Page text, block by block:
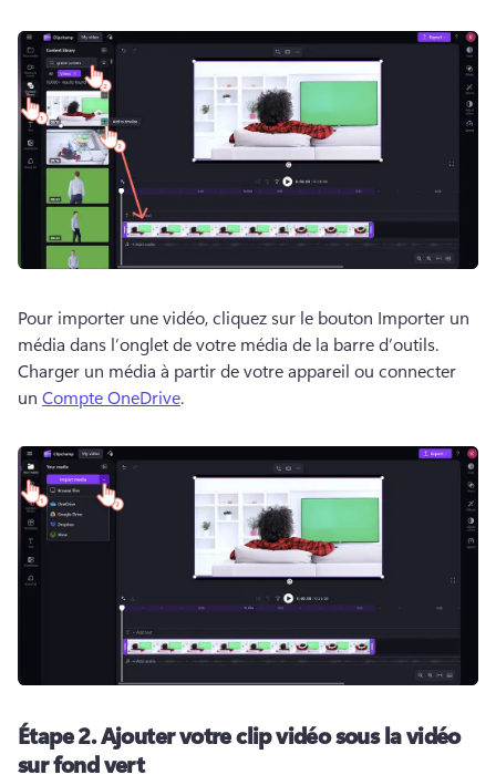
Pour importer une vidéo, cliquez sur le bouton Importer un
Charger un média à partir de votre appareil ou connecter
un Compte OneDrive.
Étape 2.Ajouter votre clip vidéo sous la vidéo
sur fond vert